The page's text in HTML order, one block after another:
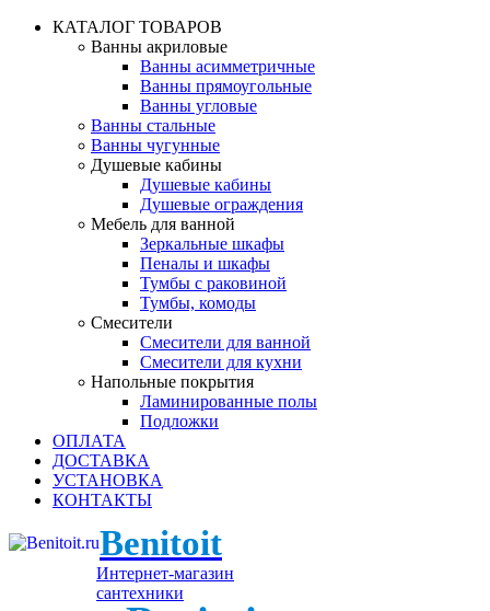
КАТАЛОГ ТОВАРОВ
Ванны акриловые
Ванны асимметричные
Ванны прямоугольные
Ванны угловые
Ванны стальные
Ванны чугунные
Душевые кабины
Душевые кабины
Душевые ограждения
Мебель для ванной
Зеркальные шкафы
Пеналы и шкафы
Тумбы с раковиной
Тумбы, комоды
Смесители
Смесители для ванной
Смесители для кухни
Напольные покрытия
Ламинированные полы
Подложки
ОПЛАТА
ДОСТАВКА
УСТАНОВКА
КОНТАКТЫ
Benitoit
Интернет-магазин
сантехники